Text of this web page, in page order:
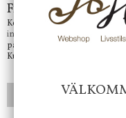
Frågor?
Kontakta oss på
info@jbhome.seVi svarar
på mail så fort vi kan.
Kundtjänst telefontid öppet
LÄGG I ÖNSKELISTA